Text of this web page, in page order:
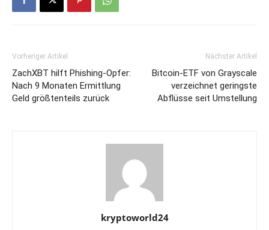
Vorheriger Artikel
ZachXBT hilft Phishing-Opfer:
Nach 9 Monaten Ermittlung
Geld größtenteils zurück
Nächster Artikel
Bitcoin-ETF von Grayscale
verzeichnet geringste
Abflüsse seit Umstellung
kryptoworld24